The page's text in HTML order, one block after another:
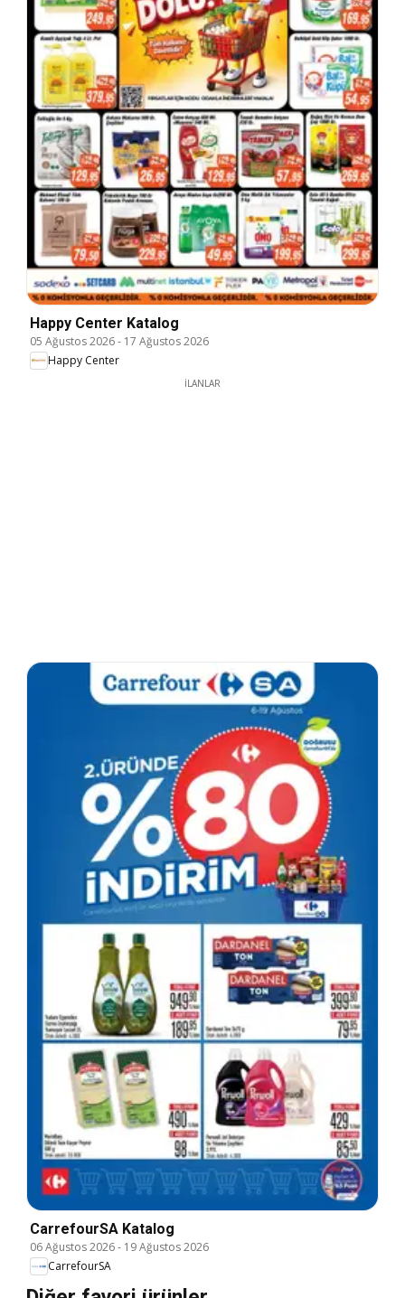
Happy Center Katalog
05 Ağustos 2026- 17 Ağustos 2026
Happy Center
İLANLAR
CarrefourSA Katalog
06 Ağustos 2026- 19 Ağustos 2026
CarrefourSA